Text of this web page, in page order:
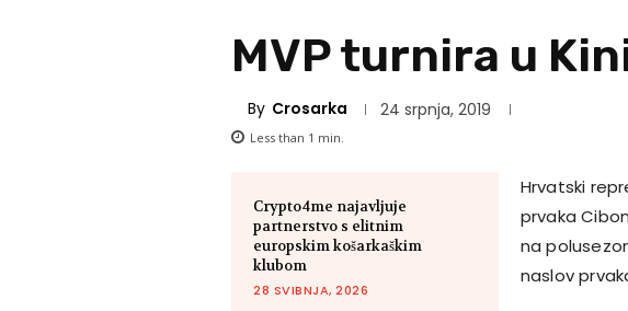
MVP turnira u
By Crosarka 24 srpnja, 2019
Less than 1 min.
Crypto4me najavljuje
partnerstvo s elitnim
europskim košarkaškim
klubom
28 SVIBNJA, 2026
Hrvatski
prvaka
na
naslov